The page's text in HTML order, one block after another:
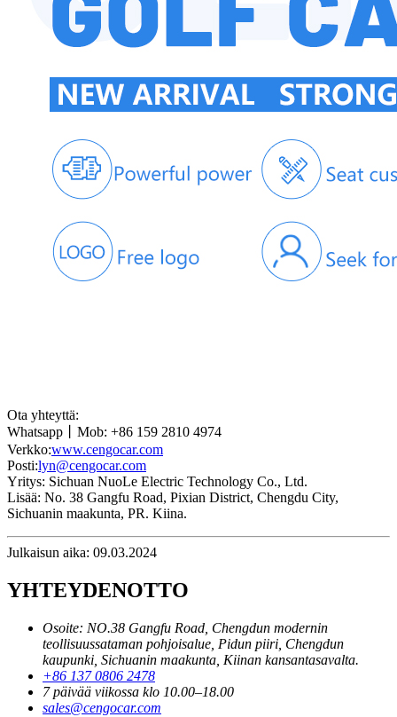
Ota yhteyttä:
Whatsapp丨Mob: +86 159 2810 4974
Verkko:www.cengocar.com
Posti:lyn@cengocar.com
Yritys: Sichuan NuoLe Electric Technology Co., Ltd.
Lisää: No. 38 Gangfu Road, Pixian District, Chengdu City,
Sichuanin maakunta, PR. Kiina.
Julkaisun aika: 09.03.2024
YHTEYDENOTTO
Osoite: NO.38 Gangfu Road, Chengdun modernin
teollisuussataman pohjoisalue, Pidun piiri, Chengdun
kaupunki, Sichuanin maakunta, Kiinan kansantasavalta.
+86 137 0806 2478
7 päivää viikossa klo 10.00–18.00
sales@cengocar.com